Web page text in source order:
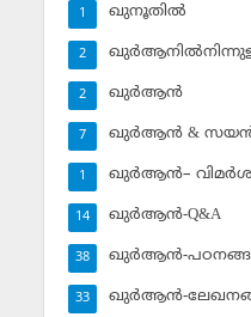
ഖുനൂതില്‍
1
2
ഖുര്‍ആന്‍
2
ഖുര്‍ആന്‍ &
7
ഖുര്‍ആന്‍–
1
ഖുര്‍ആന്‍-Q&A
14
ഖുര്‍ആന്‍-
38
ഖുര്‍ആന്‍-
33